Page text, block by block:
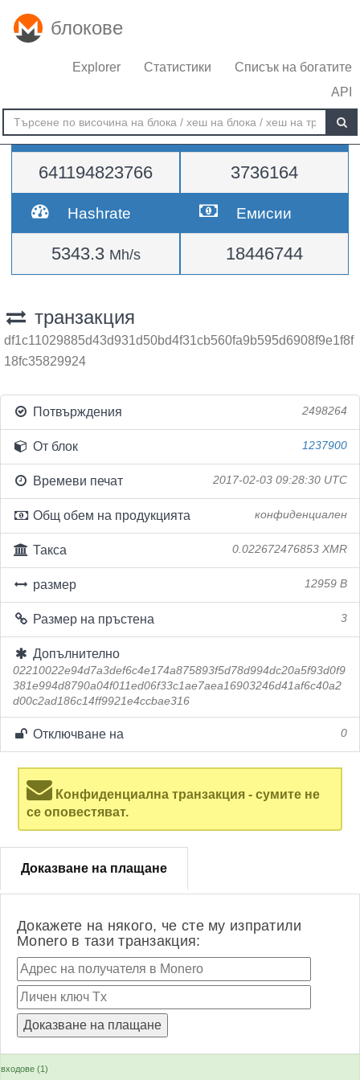
блокове
Explorer Статистики
Списък на богатите
API
Трудност
641194823766
височина
3736164
Hashrate
5343.3 Mh/s
Емисии
18446744
транзакция
df1c11029885d43d931d50bd4f31cb560fa9b595d6908f9e1f8f
18fc35829924
Потвърждения 2498264
От блок 1237900
Времеви печат 2017-02-03 09:28:30 UTC
Общ обем на продукцията конфиденциален
Такса 0.022672476853 XMR
размер 12959 B
Размер на пръстена 3
Допълнително
02210022e94d7a3def6c4e174a875893f5d78d994dc20a5f93d0f9
381e994d8790a04f011ed06f33c1ae7aea16903246d41af6c40a2
d00c2ad186c14ff9921e4ccbae316
Отключване на 0
Конфиденциална транзакция - сумите не
се оповестяват.
Доказване на плащане
Докажете на някого, че сте му изпратили
Monero в тази транзакция:
входове (1)